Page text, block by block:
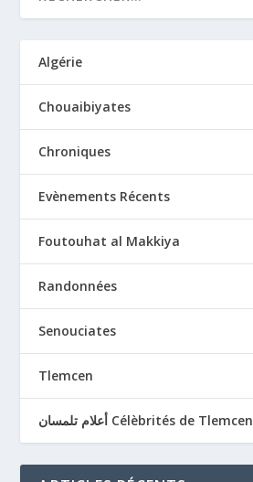
Algérie
Chouaibiyates
Chroniques
Evènements Récents
Foutouhat al Makkiya
Randonnées
Senouciates
Tlemcen
أعلام تلمسان Célèbrités de Tlemcen